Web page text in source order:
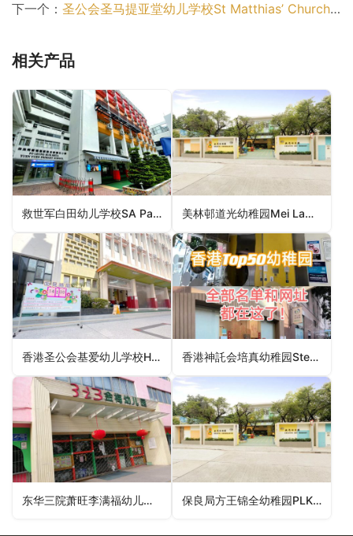
下一个： 圣公会圣马提亚堂幼儿学校St Matthias’ Church Nursery School（元朗区幼稚园）
相关产品
救世军白田幼儿学校SA Pak Tin Nursery School（深水埗区幼稚园） 美林邨道光幼稚园Mei Lam Estate To Kwong Kindergarten（沙田区幼稚园）
香港圣公会基爱幼儿学校HKSKH Kei Oi Nursery School（深水埗区幼稚园） 香港神託会培真幼稚园Stewards Pooi Chun Kindergarten（沙田区幼稚园）
东华三院萧旺李满福幼儿园TWGHs Shiu Wong Lee Moon Fook Nursery School（南区幼稚园） 保良局方王锦全幼稚园PLK Mrs Fong Wong Kam Chuen Kindergarten（观塘区幼稚园）